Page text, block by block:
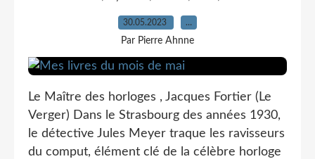
30.05.2023 …
Par Pierre Ahnne
Le Maître des horloges , Jacques Fortier (Le
Verger) Dans le Strasbourg des années 1930,
le détective Jules Meyer traque les ravisseurs
du comput, élément clé de la célèbre horloge